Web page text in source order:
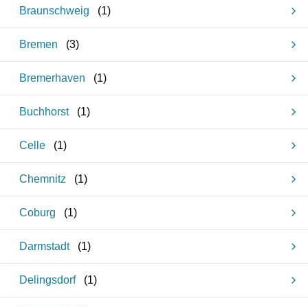
Braunschweig (1)
Bremen (3)
Bremerhaven (1)
Buchhorst (1)
Celle (1)
Chemnitz (1)
Coburg (1)
Darmstadt (1)
Delingsdorf (1)